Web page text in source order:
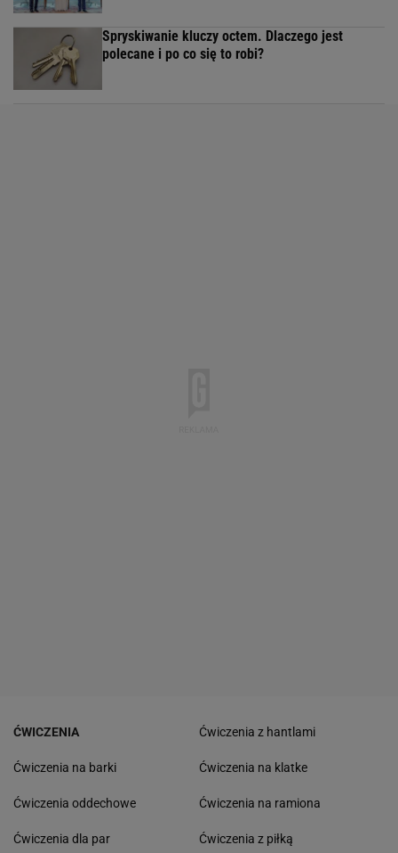
Spryskiwanie kluczy octem. Dlaczego jest
polecane i po co się to robi?
ĆWICZENIA
Ćwiczenia na barki
Ćwiczenia oddechowe
Ćwiczenia dla par
Ćwiczenia z hantlami
Ćwiczenia na klatke
Ćwiczenia na ramiona
Ćwiczenia z piłką